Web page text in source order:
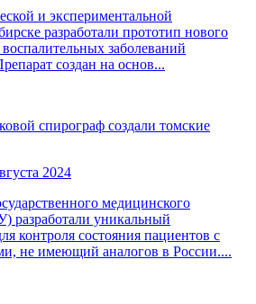
и экспериментальной
разработали прототип нового
заболеваний
создан на основ...
спирограф создали томские
2024
медицинского
разработали уникальный
контроля состояния пациентов с
не имеющий аналогов в России....